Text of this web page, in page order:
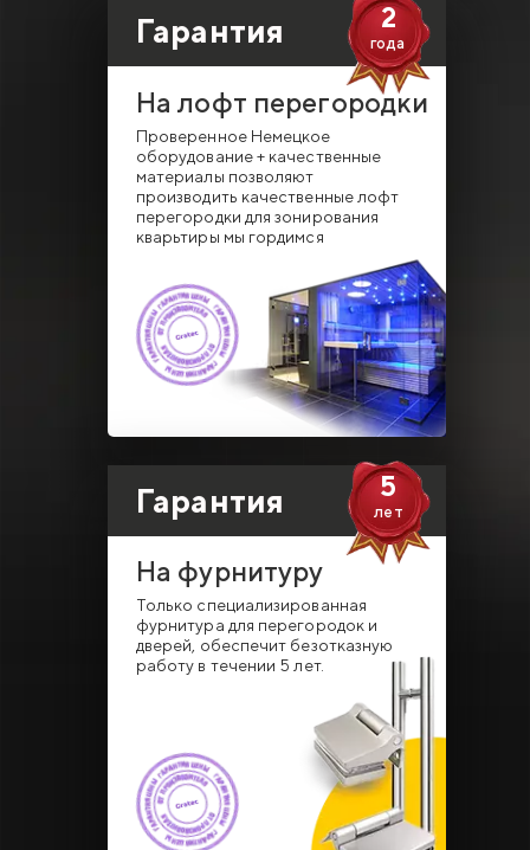
Гарантия 2
года
На лофт перегородки
Проверенное Немецкое
оборудование + качественные
материалы позволяют
производить качественные лофт
перегородки для зонирования
кварьтиры мы гордимся
Гарантия 5
лет
На фурнитуру
Только специализированная
фурнитура для перегородок и
дверей, обеспечит безотказную
работу в течении 5 лет.